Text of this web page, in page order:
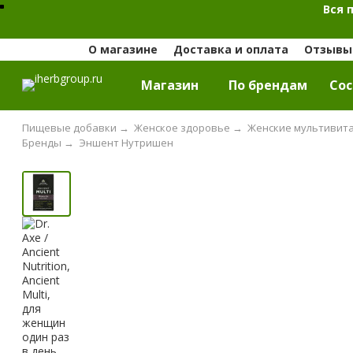
Вся
О магазине Доставка и оплата Отзывы
Магазин По брендам
Пищевые добавки → Женское здоровье → Женские
Эншент Нутришен
Бренды →